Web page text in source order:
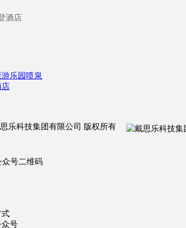
酒店
乐园喷泉
店
乐科技集团有限公司 版权所有